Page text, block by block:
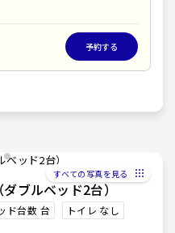
予約する
すべての写真を見る
ダブルベッド2台）
ド台数 台
トイレ なし